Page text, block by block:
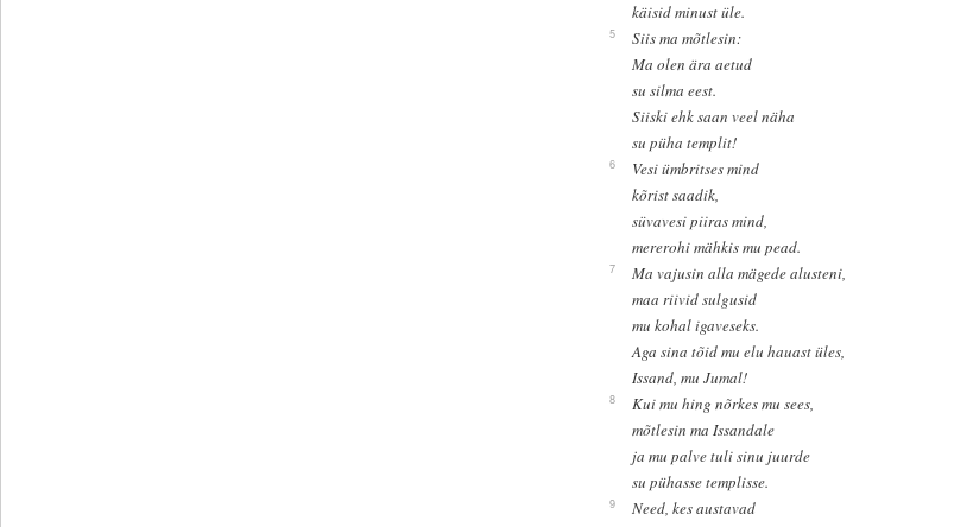
käisid minust üle.
5
Siis ma mõtlesin:
Ma olen ära aetud
su silma eest.
Siiski ehk saan veel näha
su püha templit!
6
Vesi ümbritses mind
kõrist saadik,
süvavesi piiras mind,
mererohi mähkis mu pead.
7
Ma vajusin alla mägede alusteni,
maa riivid sulgusid
mu kohal igaveseks.
Aga sina tõid mu elu hauast üles,
Issand, mu Jumal!
8
Kui mu hing nõrkes mu sees,
mõtlesin ma Issandale
ja mu palve tuli sinu juurde
su pühasse templisse.
9
Need, kes austavad